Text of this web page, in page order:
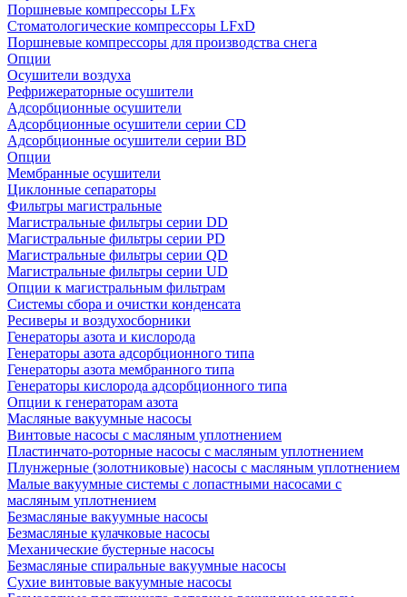
Поршневые компрессоры LFx
Стоматологические компрессоры LFxD
Поршневые компрессоры для производства снега
Опции
Осушители воздуха
Рефрижераторные осушители
Адсорбционные осушители
Адсорбционные осушители серии CD
Адсорбционные осушители серии BD
Опции
Мембранные осушители
Циклонные сепараторы
Фильтры магистральные
Магистральные фильтры серии DD
Магистральные фильтры серии PD
Магистральные фильтры серии QD
Магистральные фильтры серии UD
Опции к магистральным фильтрам
Системы сбора и очистки конденсата
Ресиверы и воздухосборники
Генераторы азота и кислорода
Генераторы азота адсорбционного типа
Генераторы азота мембранного типа
Генераторы кислорода адсорбционного типа
Опции к генераторам азота
Масляные вакуумные насосы
Винтовые насосы с масляным уплотнением
Пластинчато-роторные насосы с масляным уплотнением
Плунжерные (золотниковые) насосы с масляным уплотнением
Малые вакуумные системы с лопастными насосами с
масляным уплотнением
Безмасляные вакуумные насосы
Безмасляные кулачковые насосы
Механические бустерные насосы
Безмасляные спиральные вакуумные насосы
Сухие винтовые вакуумные насосы